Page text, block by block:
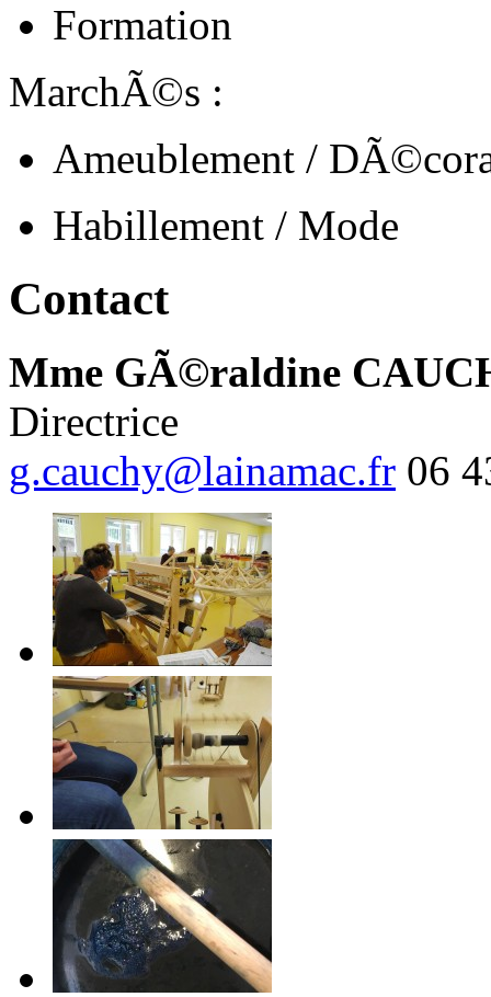
Formation
MarchÃ©s :
Ameublement /
Habillement / Mode
Contact
Mme GÃ©raldine
Directrice
g.cauchy@lainamac.fr 06